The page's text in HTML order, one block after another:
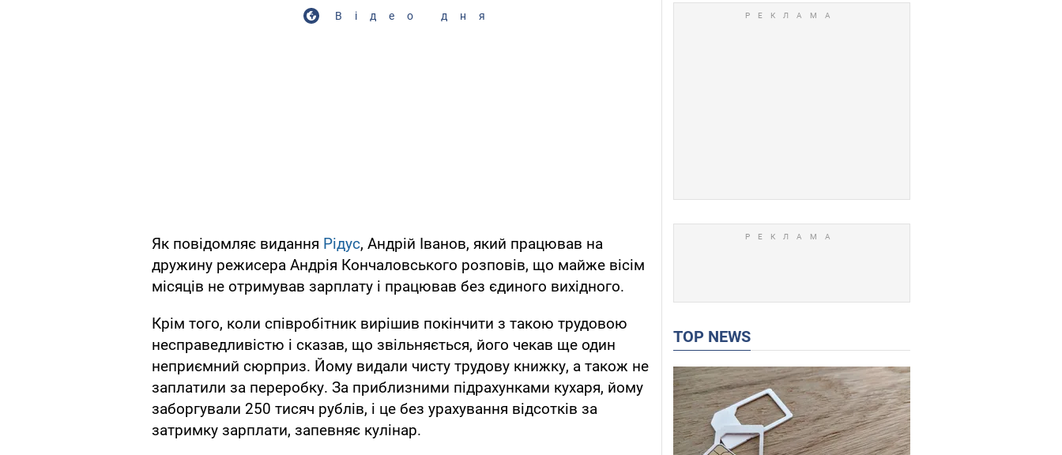
Відео дня
Як повідомляє видання Рідус, Андрій Іванов, який працював на
дружину режисера Андрія Кончаловського розповів, що майже вісім
місяців не отримував зарплату і працював без єдиного вихідного.
Крім того, коли співробітник вирішив покінчити з такою трудовою
несправедливістю і сказав, що звільняється, його чекав ще один
неприємний сюрприз. Йому видали чисту трудову книжку, а також не
заплатили за переробку. За приблизними підрахунками кухаря, йому
заборгували 250 тисяч рублів, і це без урахування відсотків за
затримку зарплати, запевняє кулінар.
TOP NEWS